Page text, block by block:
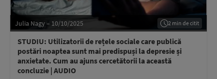
Julia Nagy – 10/10/2025 2 min de citit
STUDIU: Utilizatorii de rețele sociale care publică
postări noaptea sunt mai predispuși la depresie și
anxietate. Cum au ajuns cercetătorii la această
concluzie | AUDIO